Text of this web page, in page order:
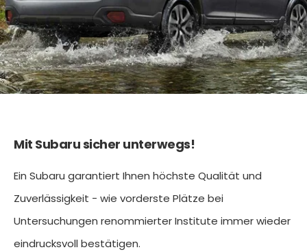
Mit Subaru sicher unterwegs!
Ein Subaru garantiert Ihnen höchste Qualität und
Zuverlässigkeit - wie vorderste Plätze bei
Untersuchungen renommierter Institute immer wieder
eindrucksvoll bestätigen.